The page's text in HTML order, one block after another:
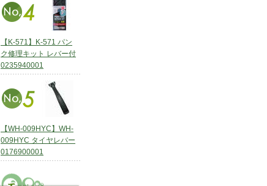
【K-571】K-571 パン
ク修理キット レバー付
0235940001
【WH-009HYC】WH-
009HYC タイヤレバー
0176900001